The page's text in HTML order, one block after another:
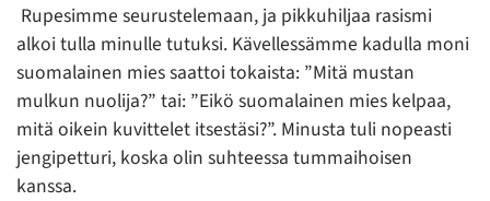
Rupesimme seurustelemaan, ja pikkuhiljaa rasismi
alkoi tulla minulle tutuksi. Kävellessämme kadulla moni
suomalainen mies saattoi tokaista: ”Mitä mustan
mulkun nuolija?” tai: ”Eikö suomalainen mies kelpaa,
mitä oikein kuvittelet itsestäsi?”. Minusta tuli nopeasti
jengipetturi, koska olin suhteessa tummaihoisen
kanssa.